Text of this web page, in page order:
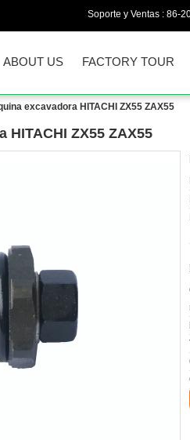
Soporte y Ventas : 86-
ABOUT US FACTORY TOUR
excavadora HITACHI ZX55 ZAX55
ZX55 ZAX55